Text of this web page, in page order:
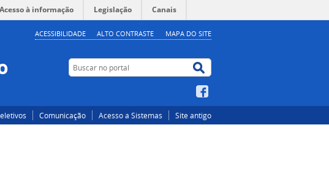
Acesso à informação Legislação Canais
ACESSIBILIDADE ALTO CONTRASTE MAPA DO SITE
Buscar no portal
Comunicação Acesso a Sistemas Site antigo